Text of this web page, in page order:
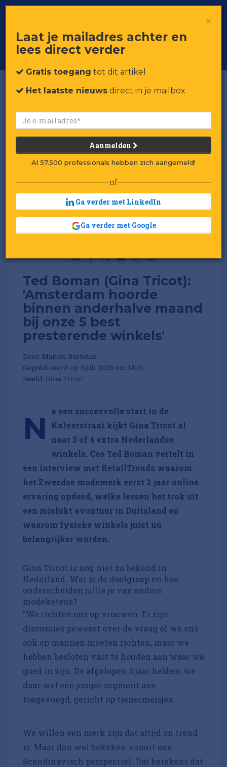
Voor professionals in retail & brands
Toggle
Ted Boman (Gina Tricot):
'Amsterdam hoorde
binnen anderhalve maand
bij onze 5 best
presterende winkels'
Door: Manon Bastidas
Gepubliceerd op 3 juli 2026 om 14:01
Beeld: Gina Tricot
N
a een succesvolle start in de
Kalverstraat kijkt Gina Tricot al
naar 3 of 4 extra Nederlandse
winkels. Ceo Ted Boman vertelt in
een interview met RetailTrends waarom
het Zweedse modemerk eerst 2 jaar online
ervaring opdeed, welke lessen het trok uit
een mislukt avontuur in Duitsland en
waarom fysieke winkels juist nú
belangrijker worden.
Gina Tricot is nog niet zo bekend in
Nederland. Wat is de doelgroep en hoe
onderscheiden jullie je van andere
modeketens?
"We richten ons op vrouwen. Er zijn
discussies geweest over de vraag of we ons
ook op mannen moeten richten, maar we
hebben besloten vast te houden aan waar we
goed in zijn. De afgelopen 3 jaar hebben we
daar wel een jonger segment aan
toegevoegd, gericht op tienermeisjes.
We willen een merk zijn dat altijd on trend
is. Maar dan wel bekeken vanuit een
Scandinavisch perspectief. Dat betekent dat
×
Laat je mailadres achter en
lees direct verder
Gratis toegang tot dit artikel
Het laatste nieuws direct in je mailbox
Aanmelden
Al 57.500 professionals hebben zich aangemeld!
of
Ga verder met LinkedIn
Ga verder met Google